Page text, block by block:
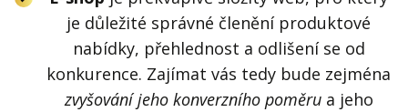
je důležité správné členění produktové
nabídky, přehlednost a odlišení se od
konkurence. Zajímat vás tedy bude zejména
zvyšování jeho konverzního poměrua jeho